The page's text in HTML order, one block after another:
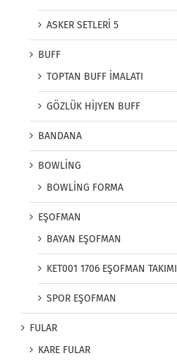
ASKER SETLERİ 5
BUFF
TOPTAN BUFF İMALATI
GÖZLÜK HİJYEN BUFF
BANDANA
BOWLİNG
BOWLİNG FORMA
EŞOFMAN
BAYAN EŞOFMAN
KET001 1706 EŞOFMAN TAKIMI
SPOR EŞOFMAN
FULAR
KARE FULAR